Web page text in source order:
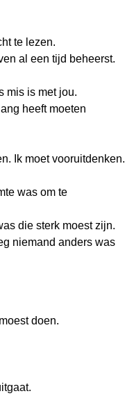
te lezen.
al een tijd beheerst.
mis is met jou.
heeft moeten
Ik moet vooruitdenken.
was om te
die sterk moest zijn.
niemand anders was
doen.